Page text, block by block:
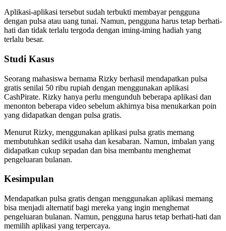
Aplikasi-aplikasi tersebut sudah terbukti membayar pengguna
dengan pulsa atau uang tunai. Namun, pengguna harus tetap berhati-
hati dan tidak terlalu tergoda dengan iming-iming hadiah yang
terlalu besar.
Studi Kasus
Seorang mahasiswa bernama Rizky berhasil mendapatkan pulsa
gratis senilai 50 ribu rupiah dengan menggunakan aplikasi
CashPirate. Rizky hanya perlu mengunduh beberapa aplikasi dan
menonton beberapa video sebelum akhirnya bisa menukarkan poin
yang didapatkan dengan pulsa gratis.
Menurut Rizky, menggunakan aplikasi pulsa gratis memang
membutuhkan sedikit usaha dan kesabaran. Namun, imbalan yang
didapatkan cukup sepadan dan bisa membantu menghemat
pengeluaran bulanan.
Kesimpulan
Mendapatkan pulsa gratis dengan menggunakan aplikasi memang
bisa menjadi alternatif bagi mereka yang ingin menghemat
pengeluaran bulanan. Namun, pengguna harus tetap berhati-hati dan
memilih aplikasi yang terpercaya.